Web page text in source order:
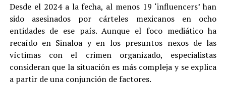
Desde el 2024 a la fecha, al menos 19 ‘influencers’ han
sido asesinados por cárteles mexicanos en ocho
entidades de ese país. Aunque el foco mediático ha
recaído en Sinaloa y en los presuntos nexos de las
víctimas con el crimen organizado, especialistas
consideran que la situación es más compleja y se explica
a partir de una conjunción de factores.